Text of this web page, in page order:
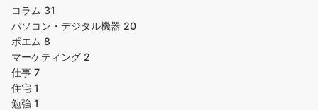
コラム 31
パソコン・デジタル機器 20
ポエム 8
マーケティング 2
仕事 7
住宅 1
勉強 1